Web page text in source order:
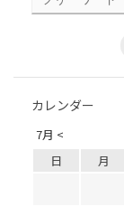
カレンダー
7月 <
日 月